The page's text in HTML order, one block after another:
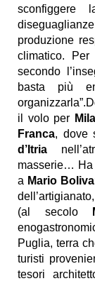
produzione
climatico.
secondo
basta più
organizzarla”.
il volo per
Franca, dove
d’Itria
masserie… Ha
a Mario
(al secolo
Puglia, terra
turisti
tesori